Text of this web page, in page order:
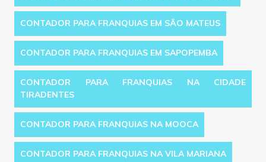
CONTADOR PARA FRANQUIAS EM SÃO MATEUS
CONTADOR PARA FRANQUIAS EM SAPOPEMBA
CONTADOR PARA FRANQUIAS NA CIDADE
TIRADENTES
CONTADOR PARA FRANQUIAS NA MOOCA
CONTADOR PARA FRANQUIAS NA VILA MARIANA